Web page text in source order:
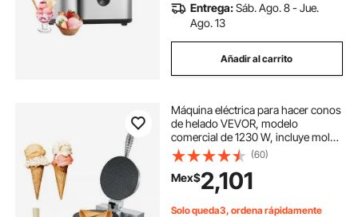
Entrega:Sáb. Ago. 8 - Jue.
Ago. 13
Añadir al carrito
Máquina eléctrica para hacer conos
de helado VEVOR, modelo
comercial de 1230 W, incluye molde
antiadherente de acero inoxidable
para rollitos de huevo, control de
temperatura y tiempo, asa, ideal
para restaurantes, panaderías,
bares y uso doméstico.
(60)
Mex$2,101
Solo queda3, ordena rápidamente